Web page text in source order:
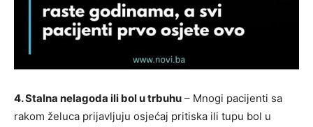
4. Stalna nelagoda ili bol u trbuhu – Mnogi pacijenti sa
rakom želuca prijavljuju osjećaj pritiska ili tupu bol u